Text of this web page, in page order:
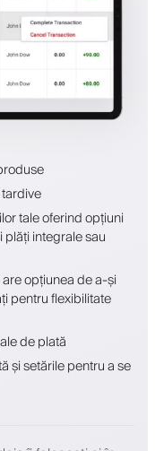
tale oferind opțiuni
integrale sau
opțiunea de a-și
pentru flexibilitate
de plată
și setările pentru a se